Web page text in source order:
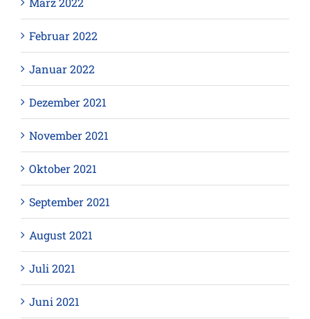
Februar 2022
Januar 2022
Dezember 2021
November 2021
Oktober 2021
September 2021
August 2021
Juli 2021
Juni 2021